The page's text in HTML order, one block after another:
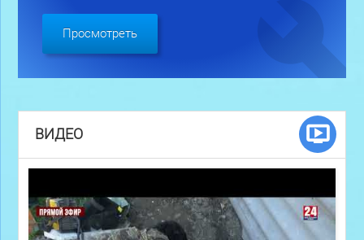
Просмотреть
ВИДЕО